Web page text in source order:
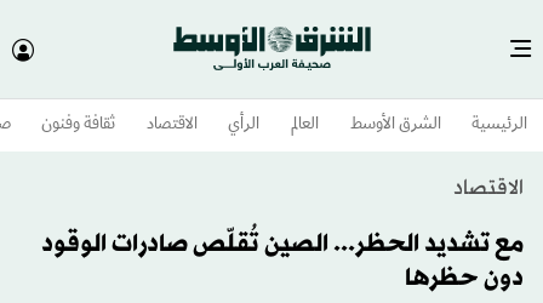
الرئيسية الشرق الأوسط​ العالم الرأي الاقتصاد ثقافة وفنون
الاقتصاد
مع تشديد الحظر... الصين تُقلّص صادرات الوقود
دون حظرها